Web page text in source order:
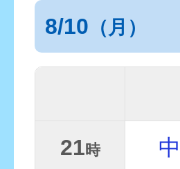
8/10 （月）
21時 中